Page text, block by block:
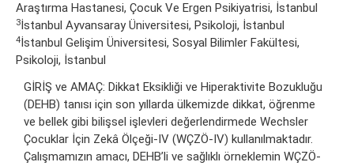
Araştırma Hastanesi, Çocuk Ve Ergen Psikiyatrisi, İstanbul
3İstanbul Ayvansaray Üniversitesi, Psikoloji, İstanbul
4İstanbul Gelişim Üniversitesi, Sosyal Bilimler Fakültesi,
Psikoloji, İstanbul
GİRİŞ ve AMAÇ: Dikkat Eksikliği ve Hiperaktivite Bozukluğu
(DEHB) tanısı için son yıllarda ülkemizde dikkat, öğrenme
ve bellek gibi bilişsel işlevleri değerlendirmede Wechsler
Çocuklar İçin Zekâ Ölçeği-IV (WÇZÖ-IV) kullanılmaktadır.
Çalışmamızın amacı, DEHB’li ve sağlıklı örneklemin WÇZÖ-